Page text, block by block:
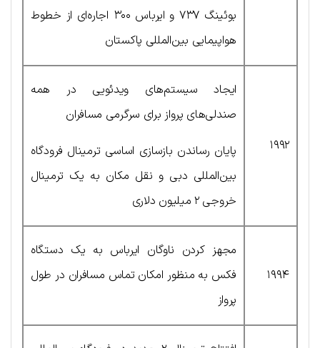
بوئینگ ۷۳۷ و ایرباس ۳۰۰ اجاره‌ای از خطوط
هواپیمایی بین‌المللی پاکستان
۱۹۹۲
ایجاد سیستم‌های ویدئویی در همه
صندلی‌های پرواز برای سرگرمی مسافران
پایان رساندن بازسازی اساسی ترمینال فرودگاه
بین‌المللی دبی و نقل مکان به یک ترمینال
خروجی ۲ میلیون دلاری
۱۹۹۴
مجهز کردن ناوگان ایرباس به یک دستگاه
فکس به منظور امکان تماس مسافران در طول
پرواز